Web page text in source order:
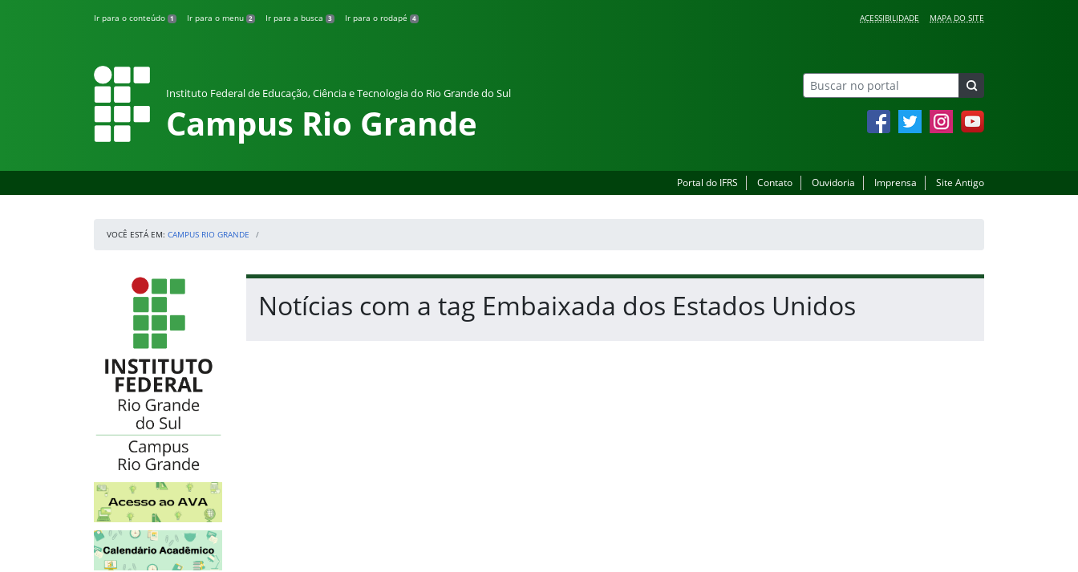
Ir para o conteúdo 1 Ir para o menu 2 Ir para a busca 3 Ir para o rodapé 4 ACESSIBILIDADE MAPA DO SITE
Instituto Federal de Educação, Ciência e Tecnologia do Rio Grande do Sul
Campus Rio Grande Facebook Twitter InstagramYouTube
Portal do IFRS Contato Ouvidoria Imprensa Site Antigo
VOCÊ ESTÁ EM: CAMPUS RIO GRANDE
Início da navegação
Acesso ao AVA
Calendário Acadêmico
Início do conteúdo
Notícias com a tag Embaixada dos Estados Unidos